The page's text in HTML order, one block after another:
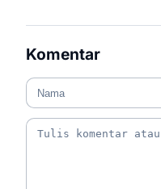
Komentar